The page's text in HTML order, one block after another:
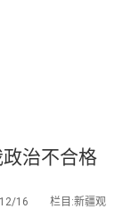
治不合格
12/16 栏目:新疆观